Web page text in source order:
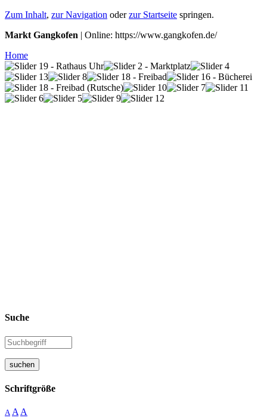
Zum Inhalt, zur Navigation oderzur Startseite springen.
Markt Gangkofen | Online: https://www.gangkofen.de/
Home
Suche
suchen
Schriftgröße
A A A